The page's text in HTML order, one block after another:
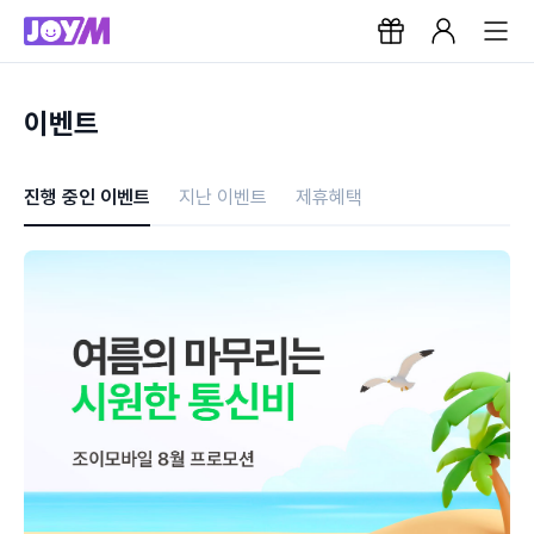
이벤트
진행 중인 이벤트 지난 이벤트 제휴혜택